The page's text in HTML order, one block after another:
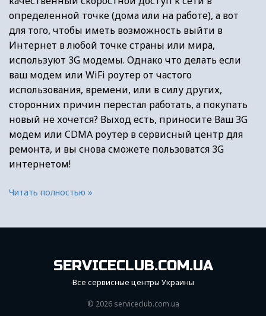
определенной точке (дома или на работе), а вот
для того, чтобы иметь возможность выйти в
Интернет в любой точке страны или мира,
используют 3G модемы. Однако что делать если
ваш модем или WiFi роутер от частого
использования, времени, или в силу других,
сторонних причин перестал работать, а покупать
новый не хочется? Выход есть, приносите Ваш ЗG
модем или CDMA роутер в сервисный центр для
ремонта, и вы снова сможете пользоватся 3G
интернетом!
Читать полностью »
SERVICECLUB.COM.UA
Все сервисные центры Украины
© 2026 serviceсlub.com.ua